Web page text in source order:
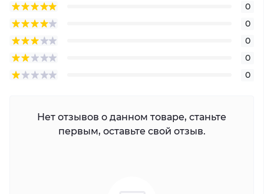
0
0
0
0
0
Нет отзывов о данном товаре, станьте
первым, оставьте свой отзыв.